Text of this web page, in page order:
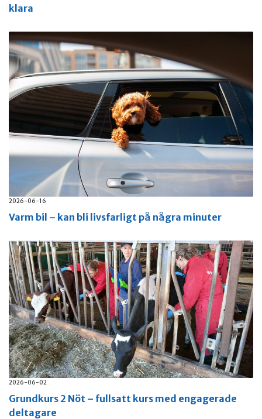
klara
2026-06-16
Varm bil – kan bli livsfarligt på några minuter
2026-06-02
Grundkurs 2 Nöt – fullsatt kurs med engagerade
deltagare